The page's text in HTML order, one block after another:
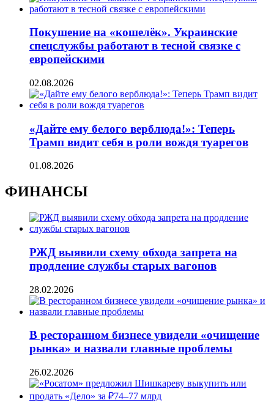
Покушение на «кошелёк». Украинские
спецслужбы работают в тесной связке с
европейскими
02.08.2026
«Дайте ему белого верблюда!»: Теперь
Трамп видит себя в роли вождя туарегов
01.08.2026
ФИНАНСЫ
РЖД выявили схему обхода запрета на
продление службы старых вагонов
28.02.2026
В ресторанном бизнесе увидели «очищение
рынка» и назвали главные проблемы
26.02.2026